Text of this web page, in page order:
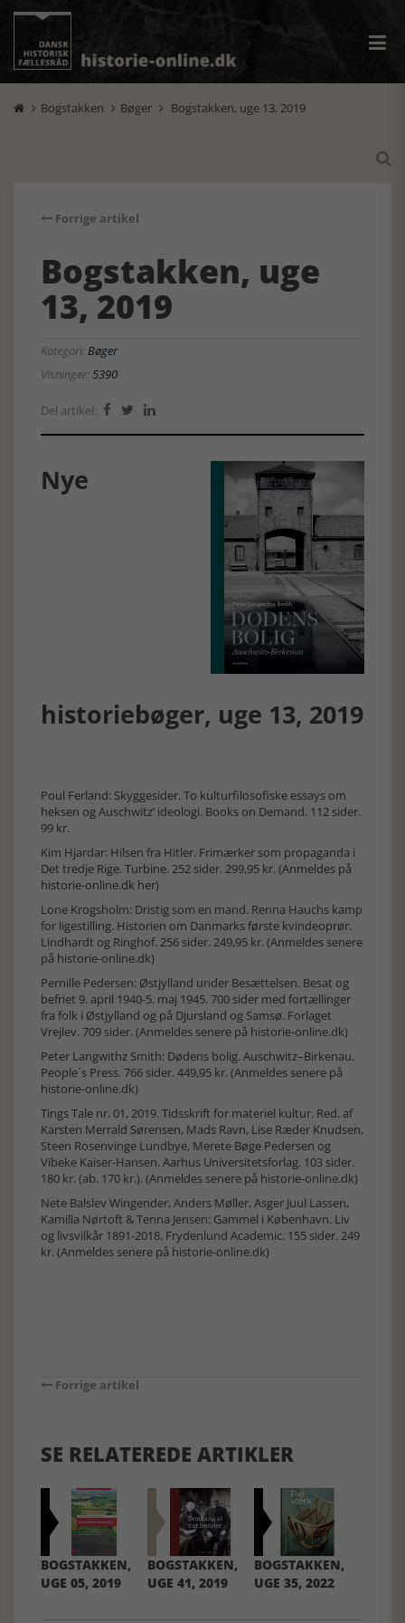
 Bogstakken  Bøger  Bogstakken, uge 13, 2019

Forrige artikel
Bogstakken, uge
13, 2019
Kategori:Bøger
Visninger:5390
Del artikel:   
Nye
historiebøger, uge 13, 2019
Poul Ferland: Skyggesider. To kulturfilosofiske essays om
heksen og Auschwitz’ ideologi. Books on Demand. 112 sider.
99 kr.
Kim Hjardar: Hilsen fra Hitler. Frimærker som propaganda i
Det tredje Rige. Turbine. 252 sider. 299,95 kr. (Anmeldes på
historie-online.dk her)
Lone Krogsholm: Dristig som en mand. Renna Hauchs kamp
for ligestilling. Historien om Danmarks første kvindeoprør.
Lindhardt og Ringhof. 256 sider. 249,95 kr. (Anmeldes senere
på historie-online.dk)
Pernille Pedersen: Østjylland under Besættelsen. Besat og
befriet 9. april 1940-5. maj 1945. 700 sider med fortællinger
fra folk i Østjylland og på Djursland og Samsø. Forlaget
Vrejlev. 709 sider. (Anmeldes senere på historie-online.dk)
Peter Langwithz Smith: Dødens bolig. Auschwitz–Birkenau.
People´s Press. 766 sider. 449,95 kr. (Anmeldes senere på
historie-online.dk)
Tings Tale nr. 01, 2019. Tidsskrift for materiel kultur. Red. af
Karsten Merrald Sørensen, Mads Ravn, Lise Ræder Knudsen,
Steen Rosenvinge Lundbye, Merete Bøge Pedersen og
Vibeke Kaiser-Hansen. Aarhus Universitetsforlag. 103 sider.
180 kr. (ab. 170 kr.). (Anmeldes senere på historie-online.dk)
Nete Balslev Wingender, Anders Møller, Asger Juul Lassen,
Kamilla Nørtoft & Tenna Jensen: Gammel i København. Liv
og livsvilkår 1891-2018. Frydenlund Academic. 155 sider. 249
kr. (Anmeldes senere på historie-online.dk)
Forrige artikel
SE RELATEREDE ARTIKLER
BOGSTAKKEN,
UGE 05, 2019
BOGSTAKKEN,
UGE 41, 2019
BOGSTAKKEN,
UGE 35, 2022